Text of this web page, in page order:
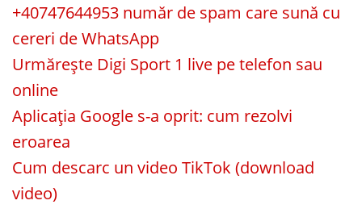
+40747644953 număr de spam care sună cu
cereri de WhatsApp
Urmărește Digi Sport 1 live pe telefon sau
online
Aplicația Google s-a oprit: cum rezolvi
eroarea
Cum descarc un video TikTok (download
video)